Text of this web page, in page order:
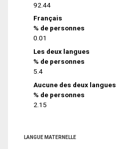
92.44
Français
% de personnes
0.01
Les deux langues
% de personnes
5.4
Aucune des deux langues
% de personnes
2.15
LANGUE MATERNELLE